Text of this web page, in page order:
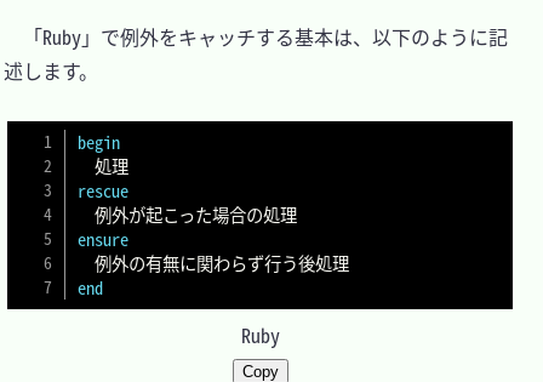
「Ruby」で例外をキャッチする基本は、以下のように記
述します。
begin
  処理
rescue
  例外が起こった場合の処理
ensure
  例外の有無に関わらず行う後処理
end
Ruby
Copy